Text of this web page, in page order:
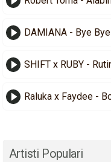
DAMIANA - Bye Bye
SHIFT x RUBY -
Raluka x Faydee -
Artisti Populari